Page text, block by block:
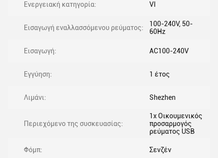
Ενεργειακή κατηγορία: VI
Εισαγωγή εναλλασσόμενου ρεύματος:
100-240V, 50-
60Hz
Εισαγωγή: AC100-240V
Εγγύηση: 1 έτος
Λιμάνι: Shezhen
Περιεχόμενο της συσκευασίας:
1x Οικουμενικός
προσαρμογός
ρεύματος USB
Φόμπ: Σενζέν